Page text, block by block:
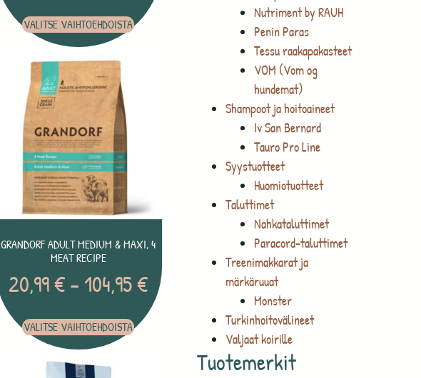
Nutriment by RAUH
Penin Paras
Tessu raakapakasteet
VOM (Vom og
hundemat)
Shampoot ja hoitoaineet
Iv San Bernard
Tauro Pro Line
Syystuotteet
Huomiotuotteet
Taluttimet
Nahkataluttimet
Paracord-taluttimet
Treenimakkarat ja
märkäruuat
Monster
Turkinhoitovälineet
Valjaat koirille
Tuotemerkit
VALITSE VAIHTOEHDOISTA
GRANDORF ADULT MEDIUM & MAXI, 4
MEAT RECIPE
20,99€– 104,95€
VALITSE VAIHTOEHDOISTA